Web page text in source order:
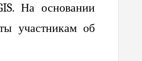
На основании
участникам об